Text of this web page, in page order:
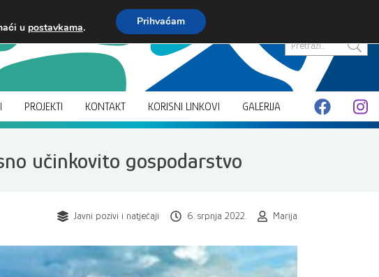
Pretraži...
PROJEKTI KONTAKT KORISNI LINKOVI GALERIJA
učinkovito gospodarstvo
Javni pozivi i natječaji 6. srpnja 2022. Marija
u postavkama. Prihvaćam